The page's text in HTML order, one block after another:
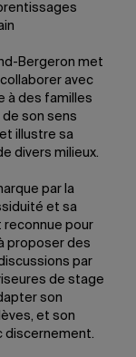
Bergeron met
avec
à des familles
son sens
illustre sa
divers milieux.
par la
et sa
reconnue pour
proposer des
par
de stage
son
et son
discernement.